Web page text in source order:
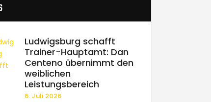
Ludwigsburg schafft
Trainer-Hauptamt: Dan
Centeno übernimmt den
weiblichen
Leistungsbereich
6. Juli 2026